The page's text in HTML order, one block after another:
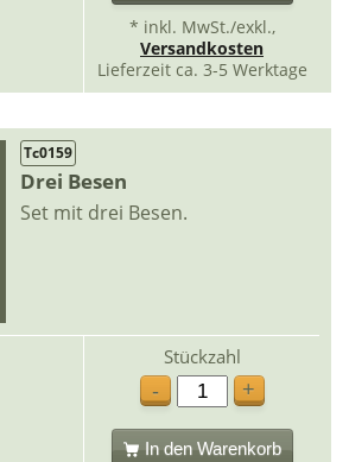
* inkl. MwSt./exkl.,
Versandkosten
Lieferzeit ca. 3-5 Werktage
Tc0159
Drei Besen
Set mit drei Besen.
Stückzahl
-
+
In den Warenkorb